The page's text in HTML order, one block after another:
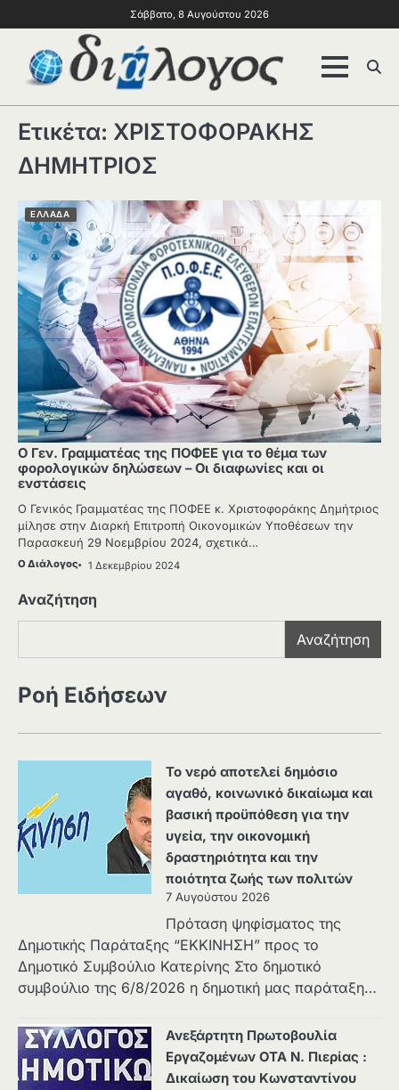
Σάββατο, 8 Αυγούστου 2026
Ετικέτα: ΧΡΙΣΤΟΦΟΡΑΚΗΣ
ΔΗΜΗΤΡΙΟΣ
ΕΛΛΑΔΑ
Ο Γεν. Γραμματέας της ΠΟΦΕΕ για το θέμα των
φορολογικών δηλώσεων – Οι διαφωνίες και οι
ενστάσεις
Ο Γενικός Γραμματέας της ΠΟΦΕΕ κ. Χριστοφοράκης Δημήτριος
μίλησε στην Διαρκή Επιτροπή Οικονομικών Υποθέσεων την
Παρασκευή 29 Νοεμβρίου 2024, σχετικά…
Ο Διάλογος 1 Δεκεμβρίου 2024
Αναζήτηση
Αναζήτηση
Ροή Ειδήσεων
Το νερό αποτελεί δημόσιο
αγαθό, κοινωνικό δικαίωμα και
βασική προϋπόθεση για την
υγεία, την οικονομική
δραστηριότητα και την
ποιότητα ζωής των πολιτών
7 Αυγούστου 2026
Πρόταση ψηφίσματος της
Δημοτικής Παράταξης “ΕΚΚΙΝΗΣΗ” προς το
Δημοτικό Συμβούλιο Κατερίνης Στο δημοτικό
συμβούλιο της 6/8/2026 η δημοτική μας παράταξη…
Ανεξάρτητη Πρωτοβουλία
Εργαζομένων ΟΤΑ Ν. Πιερίας :
Δικαίωση του Κωνσταντίνου